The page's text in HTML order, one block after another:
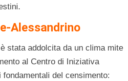
Alessandrino
stata addolcita da un clima mite
al Centro di Iniziativa
del censimento: